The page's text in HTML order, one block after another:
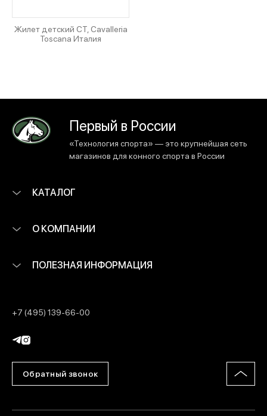
Жилет детский CT, Cavalleria
Toscana Италия
Первый в России
«Технология спорта» — это крупнейшая сеть
магазинов для конного спорта в России
КАТАЛОГ
О КОМПАНИИ
ПОЛЕЗНАЯ ИНФОРМАЦИЯ
+7 (495) 139-66-00
Обратный звонок